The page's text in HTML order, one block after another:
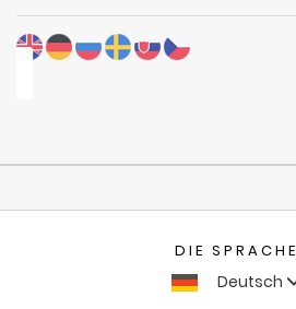
DIE SPRACHE
Deutsch